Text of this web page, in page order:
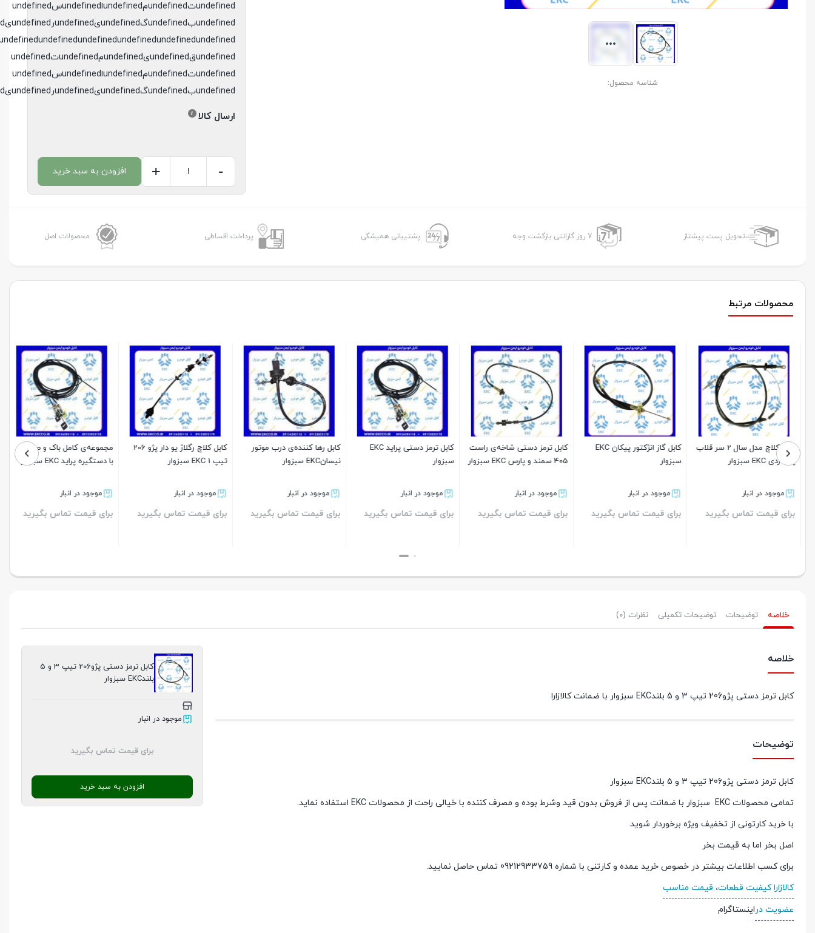
شناسه محصول:
undefinedتundefinedمundefinedاundefinedسundefined
undefinedبundefinedگundefinedیundefinedرundefinedیundefinedدundefined
undefinedundefinedundefinedundefined
undefinedقundefinedیundefinedمundefinedتundefined
undefinedتundefinedمundefinedاundefinedسundefined
undefinedبundefinedگundefinedیundefinedرundefinedیundefinedدundefined
ارسال کالا
ترمز
و
-
+ افزودن به سبد خرید
تحویل پست پیشتاز 7 روز گارانتی بازگشت وجه پشتیبانی همیشگی پرداخت اقساطی محصولات اصل
محصولات مرتبط
کابل کلاچ مدل سال 2 سر قلاب
پژو آردی EKC سبزوار
موجود در انبار
برای قیمت تماس بگیرید
کابل گاز انژکتور پیکان EKC
سبزوار
موجود در انبار
برای قیمت تماس بگیرید
کابل ترمز دستی شاخه‌ی راست
405 سمند و پارس EKC سبزوار
موجود در انبار
برای قیمت تماس بگیرید
کابل ترمز دستی پراید EKC
سبزوار
موجود در انبار
برای قیمت تماس بگیرید
کابل رها کننده‌ی درب موتور
نیسانEKC سبزوار
موجود در انبار
برای قیمت تماس بگیرید
کابل کلاچ رگلاژ یو دار پژو 206
تیپ 1 EKC سبزوار
موجود در انبار
برای قیمت تماس بگیرید
مجموعه‌ی کامل باک و صندوق با
دستگیره پراید EKC سبزوار
موجود در انبار
برای قیمت تماس بگیرید
خلاصه توضیحات توضیحات تکمیلی نظرات (0)
خلاصه
کابل ترمز دستی پژو206 تیپ 3 و 5 بلندEKC سبزوار با ضمانت کالازارا
توضیحات
کابل ترمز دستی پژو206 تیپ 3 و 5 بلندEKC سبزوار
تمامی محصولات EKC سبزوار با ضمانت پس از فروش بدون قید وشرط بوده و مصرف کننده با خیالی راحت از محصولات EKC استفاده نماید.
با خرید کارتونی از تخفیف ویژه برخوردار شوید.
اصل بخر اما به قیمت بخر
برای کسب اطلاعات بیشتر در خصوص خرید عمده و کارتنی با شماره 09212933759 تماس حاصل نمایید.
کالازارا کیفیت قطعات، قیمت مناسب
عضویت دراینستاگرام
کابل ترمز دستی پژو206 تیپ 3 و 5
بلندEKC سبزوار
موجود در انبار
برای قیمت تماس بگیرید
افزودن به سبد خرید